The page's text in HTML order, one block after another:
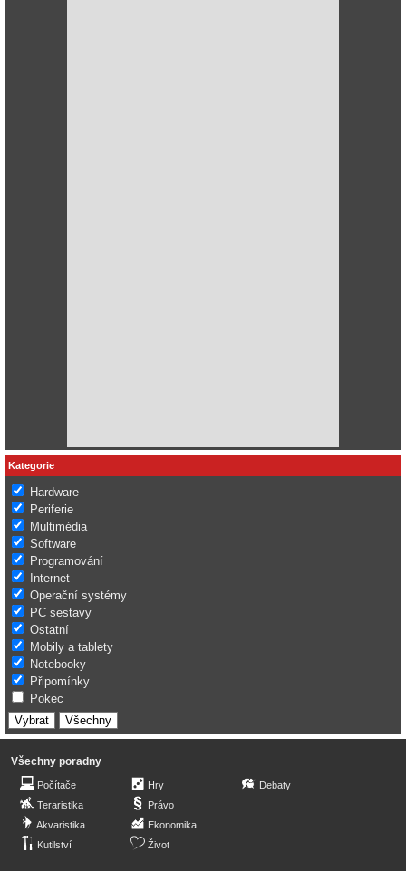
Kategorie
Hardware
Periferie
Multimédia
Software
Programování
Internet
Operační systémy
PC sestavy
Ostatní
Mobily a tablety
Notebooky
Připomínky
Pokec
Všechny poradny
Počítače
Teraristika
Akvaristika
Kutilství
Hry
Právo
Ekonomika
Život
Debaty